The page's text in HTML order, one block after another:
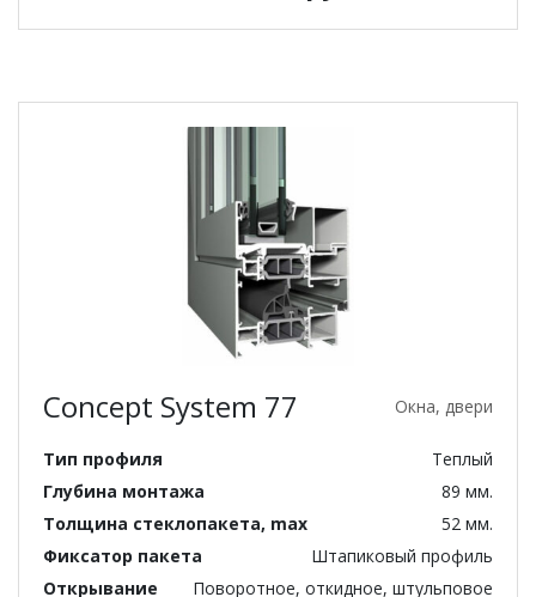
Concept System 77 Окна, двери
Тип профиля
Теплый
Глубина монтажа
89 мм.
Толщина стеклопакета, max
52 мм.
Фиксатор пакета
Штапиковый профиль
Открывание
Поворотное, откидное, штульповое